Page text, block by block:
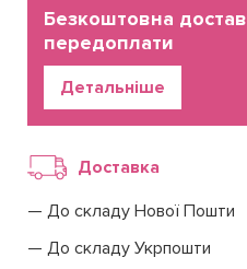
Детальніше
Безкоштовна
передоплати
Доставка
До складу Нової Пошти
До складу Укрпошти